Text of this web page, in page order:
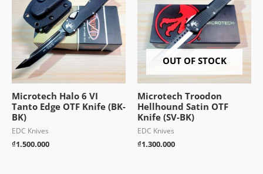
Microtech Halo 6 VI
Tanto Edge OTF Knife (BK-
BK)
EDC Knives
₫1.500.000
OUT OF STOCK
Microtech Troodon
Hellhound Satin OTF
Knife (SV-BK)
EDC Knives
₫1.300.000